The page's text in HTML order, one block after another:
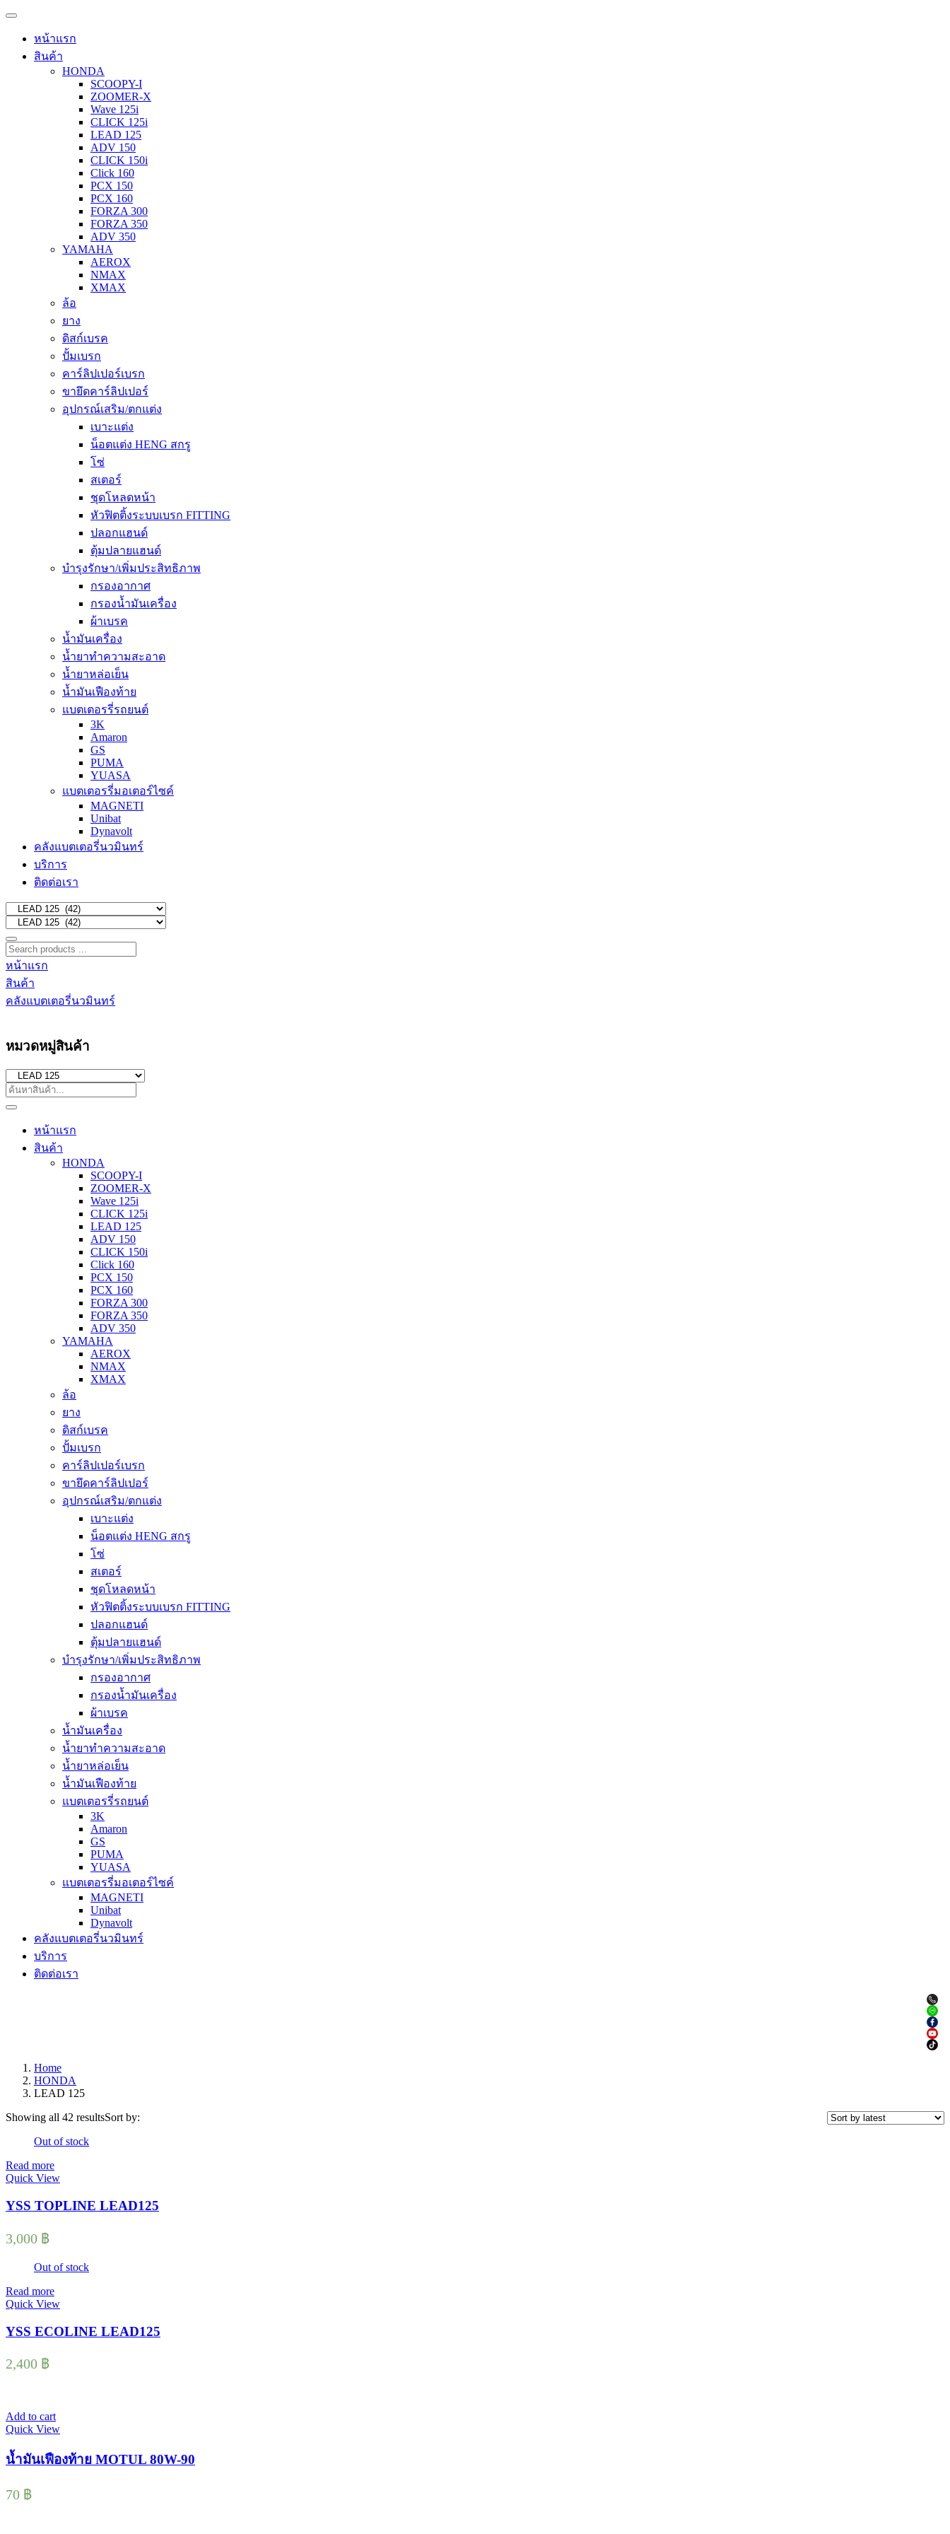
หน้าแรก
สินค้า
HONDA
SCOOPY-I
ZOOMER-X
Wave 125i
CLICK 125i
LEAD 125
ADV 150
CLICK 150i
Click 160
PCX 150
PCX 160
FORZA 300
FORZA 350
ADV 350
YAMAHA
AEROX
NMAX
XMAX
ล้อ
ยาง
ดิสก์เบรค
ปั้มเบรก
คาร์ลิปเปอร์เบรก
ขายึดคาร์ลิปเปอร์
อุปกรณ์เสริม/ตกแต่ง
เบาะแต่ง
น็อตแต่ง HENG สกรู
โซ่
สเตอร์
ชุดโหลดหน้า
หัวฟิตติ้งระบบเบรก FITTING
ปลอกแฮนด์
ตุ้มปลายแฮนด์
บำรุงรักษา/เพิ่มประสิทธิภาพ
กรองอากาศ
กรองน้ำมันเครื่อง
ผ้าเบรค
น้ำมันเครื่อง
น้ำยาทำความสะอาด
น้ำยาหล่อเย็น
น้ำมันเฟืองท้าย
แบตเตอรรี่รถยนต์
3K
Amaron
GS
PUMA
YUASA
แบตเตอรรี่มอเตอร์ไซค์
MAGNETI
Unibat
Dynavolt
คลังแบตเตอรี่นวมินทร์
บริการ
ติดต่อเรา
หน้าแรก
สินค้า
คลังแบตเตอรี่นวมินทร์
หมวดหมู่สินค้า
หน้าแรก
สินค้า
HONDA
SCOOPY-I
ZOOMER-X
Wave 125i
CLICK 125i
LEAD 125
ADV 150
CLICK 150i
Click 160
PCX 150
PCX 160
FORZA 300
FORZA 350
ADV 350
YAMAHA
AEROX
NMAX
XMAX
ล้อ
ยาง
ดิสก์เบรค
ปั้มเบรก
คาร์ลิปเปอร์เบรก
ขายึดคาร์ลิปเปอร์
อุปกรณ์เสริม/ตกแต่ง
เบาะแต่ง
น็อตแต่ง HENG สกรู
โซ่
สเตอร์
ชุดโหลดหน้า
หัวฟิตติ้งระบบเบรก FITTING
ปลอกแฮนด์
ตุ้มปลายแฮนด์
บำรุงรักษา/เพิ่มประสิทธิภาพ
กรองอากาศ
กรองน้ำมันเครื่อง
ผ้าเบรค
น้ำมันเครื่อง
น้ำยาทำความสะอาด
น้ำยาหล่อเย็น
น้ำมันเฟืองท้าย
แบตเตอรรี่รถยนต์
3K
Amaron
GS
PUMA
YUASA
แบตเตอรรี่มอเตอร์ไซค์
MAGNETI
Unibat
Dynavolt
คลังแบตเตอรี่นวมินทร์
บริการ
ติดต่อเรา
Home
HONDA
LEAD 125
Showing all 42 resultsSort by:
Out of stock
Read more
Quick View
YSS TOPLINE LEAD125
3,000 ฿
Out of stock
Read more
Quick View
YSS ECOLINE LEAD125
2,400 ฿
Add to cart
Quick View
น้ำมันเฟืองท้าย MOTUL 80W-90
70 ฿